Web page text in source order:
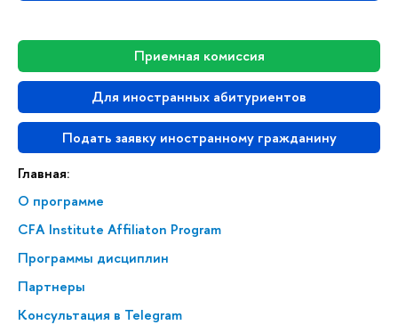
Приемная комиссия
Для иностранных абитуриентов
Подать заявку иностранному гражданину
Главная:
О программе
CFA Institute Affiliaton Program
Программы дисциплин
Партнеры
Консультация в Telegram